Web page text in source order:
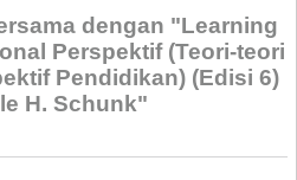
dengan "Learning
Perspektif (Teori-teori
Pendidikan) (Edisi 6)
H. Schunk"